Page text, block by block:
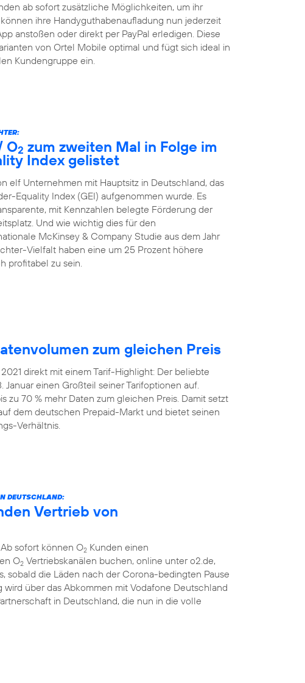
ab sofort zusätzliche Möglichkeiten, um ihr
ihre Handyguthabenaufladung nun jederzeit
anstoßen oder direkt per PayPal erledigen. Diese
von Ortel Mobile optimal und fügt sich ideal in
Kundengruppe ein.
O2 zum zweiten Mal in Folge im
Index gelistet
elf Unternehmen mit Hauptsitz in Deutschland, das
Equality Index (GEI) aufgenommen wurde. Es
mit Kennzahlen belegte Förderung der
Und wie wichtig dies für den
McKinsey & Company Studie aus dem Jahr
Vielfalt haben eine um 25 Prozent höhere
profitabel zu sein.
zum gleichen Preis
direkt mit einem Tarif-Highlight: Der beliebte
einen Großteil seiner Tarifoptionen auf.
zu 70 % mehr Daten zum gleichen Preis. Damit setzt
dem deutschen Prepaid-Markt und bietet seinen
Verhältnis.
DEUTSCHLAND:
Vertrieb von
sofort können O2 Kunden einen
O2 Vertriebskanälen buchen, online unter o2.de,
sobald die Läden nach der Corona-bedingten Pause
über das Abkommen mit Vodafone Deutschland
in Deutschland, die nun in die volle